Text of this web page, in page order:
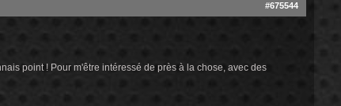
#675544
point ! Pour m'être intéressé de près à la chose, avec des